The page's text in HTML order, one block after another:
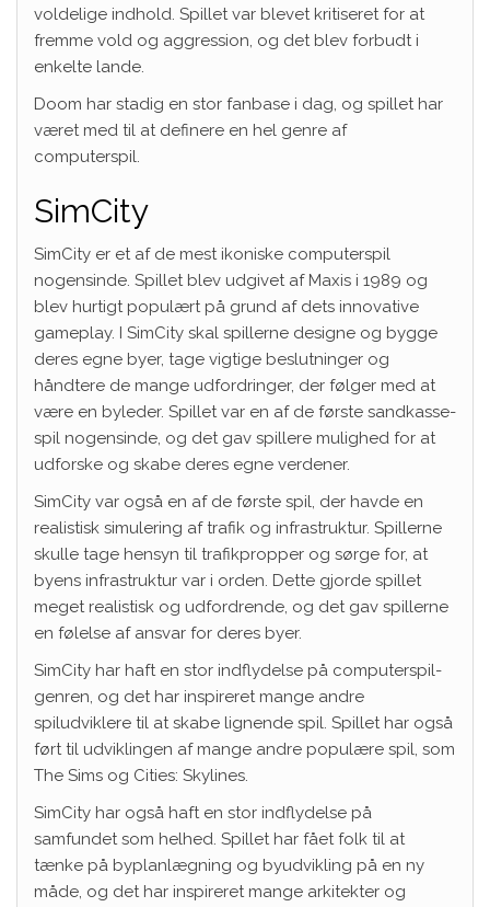
voldelige indhold. Spillet var blevet kritiseret for at
fremme vold og aggression, og det blev forbudt i
enkelte lande.
Doom har stadig en stor fanbase i dag, og spillet har
været med til at definere en hel genre af
computerspil.
SimCity
SimCity er et af de mest ikoniske computerspil
nogensinde. Spillet blev udgivet af Maxis i 1989 og
blev hurtigt populært på grund af dets innovative
gameplay. I SimCity skal spillerne designe og bygge
deres egne byer, tage vigtige beslutninger og
håndtere de mange udfordringer, der følger med at
være en byleder. Spillet var en af de første sandkasse-
spil nogensinde, og det gav spillere mulighed for at
udforske og skabe deres egne verdener.
SimCity var også en af de første spil, der havde en
realistisk simulering af trafik og infrastruktur. Spillerne
skulle tage hensyn til trafikpropper og sørge for, at
byens infrastruktur var i orden. Dette gjorde spillet
meget realistisk og udfordrende, og det gav spillerne
en følelse af ansvar for deres byer.
SimCity har haft en stor indflydelse på computerspil-
genren, og det har inspireret mange andre
spiludviklere til at skabe lignende spil. Spillet har også
ført til udviklingen af mange andre populære spil, som
The Sims og Cities: Skylines.
SimCity har også haft en stor indflydelse på
samfundet som helhed. Spillet har fået folk til at
tænke på byplanlægning og byudvikling på en ny
måde, og det har inspireret mange arkitekter og